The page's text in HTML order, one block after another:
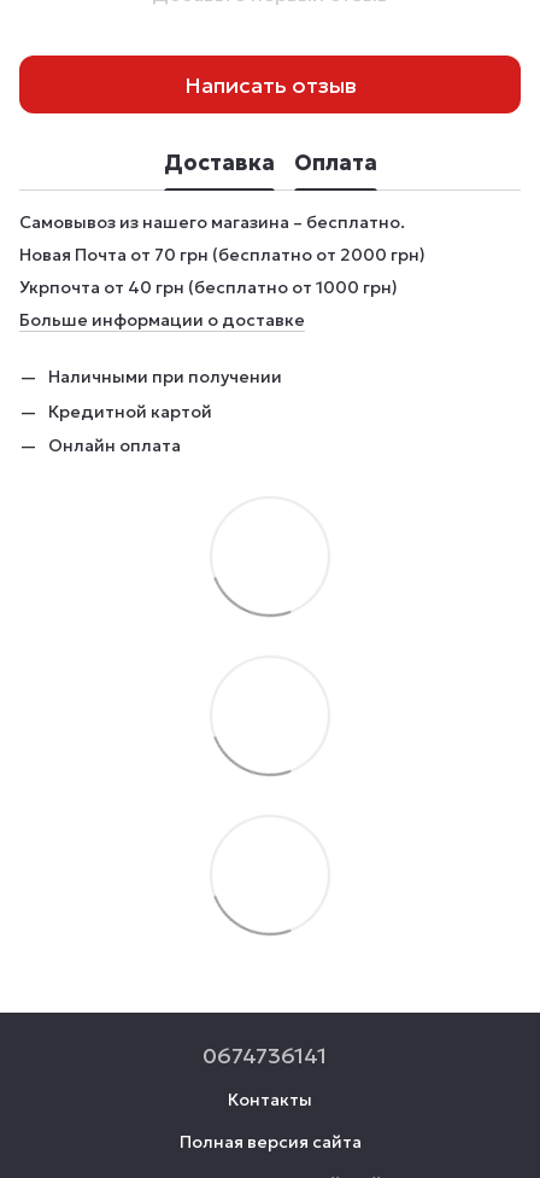
Написать отзыв
Доставка Оплата
Самовывоз из нашего магазина – бесплатно.
Новая Почта от 70 грн (бесплатно от 2000 грн)
Укрпочта от 40 грн (бесплатно от 1000 грн)
Больше информации о доставке
Наличными при получении
Кредитной картой
Онлайн оплата
0674736141
Контакты
Полная версия сайта